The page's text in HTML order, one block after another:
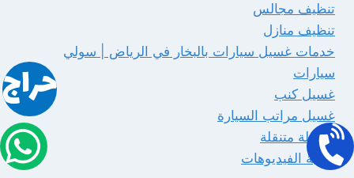
تنظيف مجالس
تنظيف منازل
خدمات غسيل سيارات بالبخار في الرياض | سولي
سيارات
غسيل كنب
غسيل مراتب السيارة
مغسلة متنقلة
مكتبة الفيديوهات